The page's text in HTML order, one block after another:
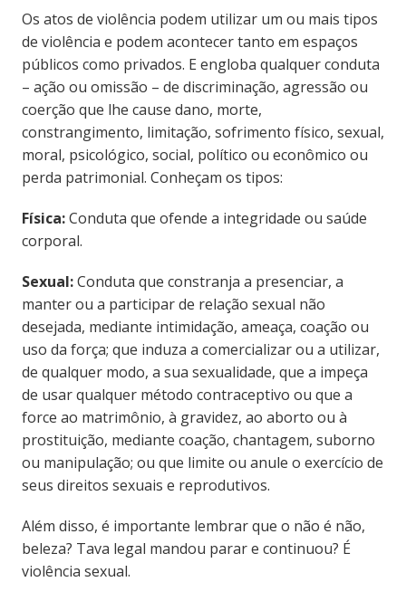
Os atos de violência podem utilizar um ou mais tipos
de violência e podem acontecer tanto em espaços
públicos como privados. E engloba qualquer conduta
– ação ou omissão – de discriminação, agressão ou
coerção que lhe cause dano, morte,
constrangimento, limitação, sofrimento físico, sexual,
moral, psicológico, social, político ou econômico ou
perda patrimonial. Conheçam os tipos:
Física:Conduta que ofende a integridade ou saúde
corporal.
Sexual:Conduta que constranja a presenciar, a
manter ou a participar de relação sexual não
desejada, mediante intimidação, ameaça, coação ou
uso da força; que induza a comercializar ou a utilizar,
de qualquer modo, a sua sexualidade, que a impeça
de usar qualquer método contraceptivo ou que a
force ao matrimônio, à gravidez, ao aborto ou à
prostituição, mediante coação, chantagem, suborno
ou manipulação; ou que limite ou anule o exercício de
seus direitos sexuais e reprodutivos.
Além disso, é importante lembrar que o não é não,
beleza? Tava legal mandou parar e continuou? É
violência sexual.